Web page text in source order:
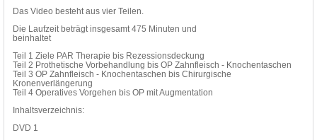
Das Video besteht aus vier Teilen.
Die Laufzeit beträgt insgesamt 475 Minuten und
beinhaltet
Teil 1 Ziele PAR Therapie bis Rezessionsdeckung
Teil 2 Prothetische Vorbehandlung bis OP Zahnfleisch - Knochentaschen
Teil 3 OP Zahnfleisch - Knochentaschen bis Chirurgische
Kronenverlängerung
Teil 4 Operatives Vorgehen bis OP mit Augmentation
Inhaltsverzeichnis:
DVD 1